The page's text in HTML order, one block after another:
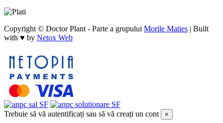
Copyright © Doctor Plant - Parte a grupului Morile Maties | Built
with ♥ by Netox Web
Trebuie să vă autentificați sau să vă creați un cont ×